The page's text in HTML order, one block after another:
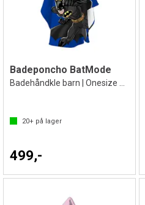
Badeponcho BatMode
20+ på lager
499,-